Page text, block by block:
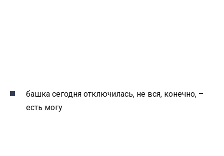
башка сегодня отключилась, не вся, конечно, –
есть могу